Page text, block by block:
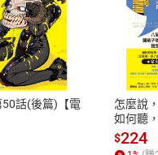
範
保護法七日猶豫期
護法及通訊交易解
適用準則，依商品性
詳細退換貨說明請參
50話(後篇)【電
怎麼說
如何聽
【電子書
$224